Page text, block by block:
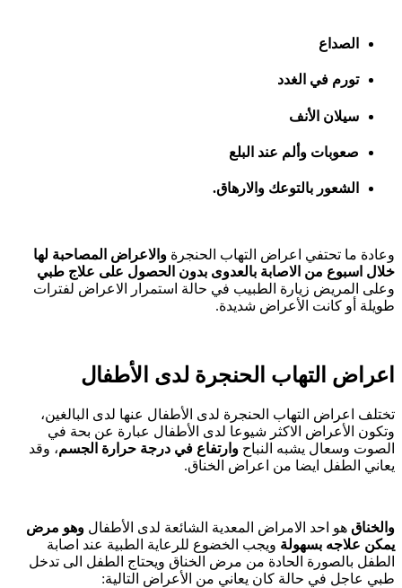
الصداع
تورم في الغدد
سيلان الأنف
صعوبات وألم عند البلع
الشعور بالتوعك والارهاق.
وعادة ما تحتفي اعراض التهاب الحنجرة والاعراض المصاحبة لها
خلال اسبوع من الاصابة بالعدوى بدون الحصول على علاج طبي
وعلى المريض زيارة الطبيب في حالة استمرار الاعراض لفترات
طويلة أو كانت الأعراض شديدة.
اعراض التهاب الحنجرة لدى الأطفال
تختلف اعراض التهاب الحنجرة لدى الأطفال عنها لدى البالغين،
وتكون الأعراض الاكثر شيوعا لدى الأطفال عبارة عن بحة في
الصوت وسعال يشبه النباح وارتفاع في درجة حرارة الجسم، وقد
يعاني الطفل ايضا من اعراض الخناق.
والخناق هو احد الامراض المعدية الشائعة لدى الأطفال وهو مرض
يمكن علاجه بسهولة ويجب الخضوع للرعاية الطبية عند اصابة
الطفل بالصورة الحادة من مرض الخناق ويحتاج الطفل الى تدخل
طبي عاجل في حالة كان يعاني من الأعراض التالية: